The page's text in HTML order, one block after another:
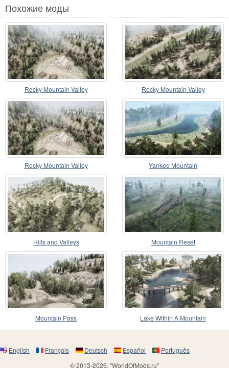
Похожие моды
Rocky Mountain Valley Rocky Mountain Valley
Rocky Mountain Valley Yankee Mountain
Hills and Valleys Mountain Reset
Mountain Pass Lake Within A Mountain
English Français Deutsch Español
Português
© 2013-2026, "WorldOfMods.ru"